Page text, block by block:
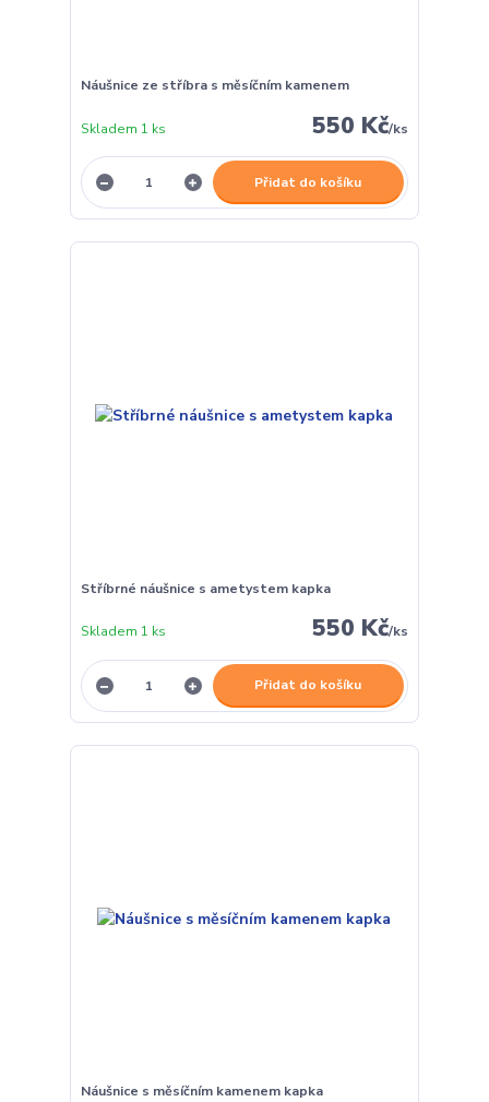
Náušnice ze stříbra s měsíčním kamenem
550 Kč/ks
Skladem 1 ks
Přidat do košíku
Stříbrné náušnice s ametystem kapka
550 Kč/ks
Skladem 1 ks
Přidat do košíku
Náušnice s měsíčním kamenem kapka